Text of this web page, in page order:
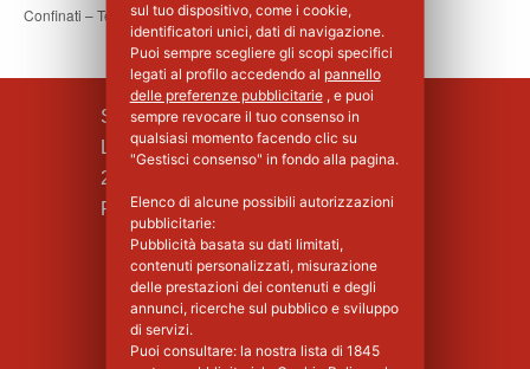
Confinati – Teoria
per Aziende di Gruppo A
SILPA S.R.L.
Largo F.lli Cervi, 8
20090 Vimodrone (MI)
Piva : 02339750966 - MI 1427008
sul tuo dispositivo, come i cookie,
identificatori unici, dati di navigazione.
Puoi sempre scegliere gli scopi specifici
legati al profilo accedendo al pannello
delle preferenze pubblicitarie, e puoi
sempre revocare il tuo consenso in
qualsiasi momento facendo clic su
"Gestisci consenso" in fondo alla pagina.
Elenco di alcune possibili autorizzazioni
pubblicitarie:
Pubblicità basata su dati limitati,
contenuti personalizzati, misurazione
delle prestazioni dei contenuti e degli
annunci, ricerche sul pubblico e sviluppo
di servizi.
Puoi consultare: la nostra lista di 1845